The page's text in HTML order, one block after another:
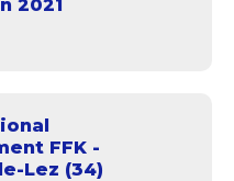
2021
FFK -
Lez (34)